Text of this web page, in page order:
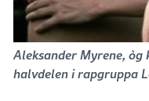
Aleksander Myrene, òg
halvdelen i rapgruppa